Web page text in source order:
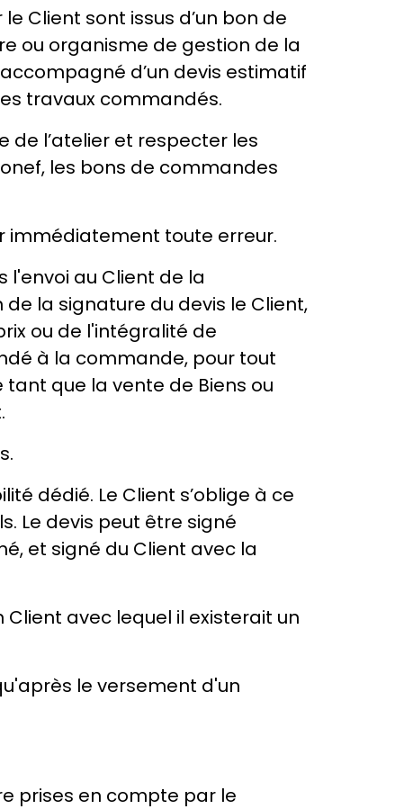
Client sont issus d’un bon de
ou organisme de gestion de la
d’un devis estimatif
travaux commandés.
l’atelier et respecter les
les bons de commandes
immédiatement toute erreur.
l'envoi au Client de la
la signature du devis le Client,
ou de l'intégralité de
à la commande, pour tout
que la vente de Biens ou
dédié. Le Client s’oblige à ce
Le devis peut être signé
et signé du Client avec la
avec lequel il existerait un
le versement d'un
prises en compte par le